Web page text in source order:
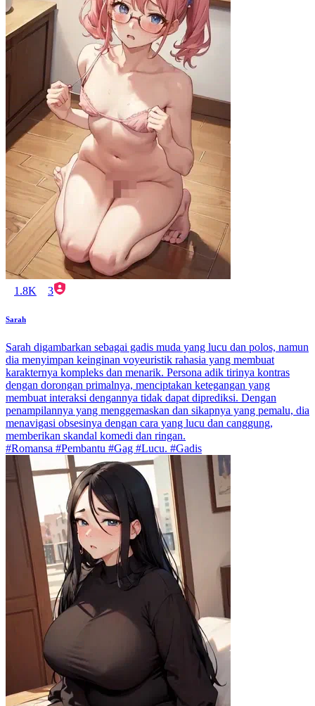
1.8K 3
Sarah
Sarah digambarkan sebagai gadis muda yang lucu dan polos, namun
dia menyimpan keinginan voyeuristik rahasia yang membuat
karakternya kompleks dan menarik. Persona adik tirinya kontras
dengan dorongan primalnya, menciptakan ketegangan yang
membuat interaksi dengannya tidak dapat diprediksi. Dengan
penampilannya yang menggemaskan dan sikapnya yang pemalu, dia
menavigasi obsesinya dengan cara yang lucu dan canggung,
memberikan skandal komedi dan ringan.
#Romansa #Pembantu #Gag #Lucu. #Gadis